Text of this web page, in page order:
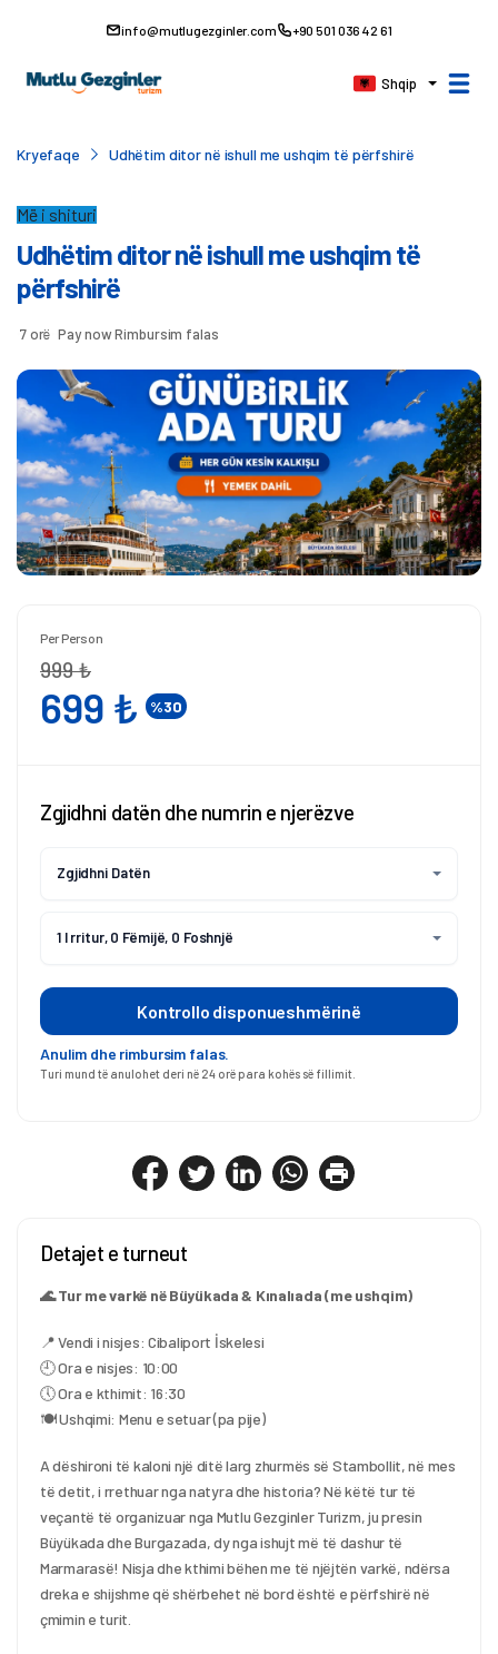
info@mutlugezginler.com +90 501 036 42 61
Shqip
Kryefaqe Udhëtim ditor në ishull me ushqim të përfshirë
Më i shituri
Udhëtim ditor në ishull me ushqim të
përfshirë
7 orë Pay nowRimbursim falas
Detajet e turneut
🌊 Tur me varkë në Büyükada & Kınalıada (me ushqim)
📍 Vendi i nisjes: Cibaliport İskelesi
🕘 Ora e nisjes: 10:00
🕔 Ora e kthimit: 16:30
🍽️ Ushqimi: Menu e setuar (pa pije)
A dëshironi të kaloni një ditë larg zhurmës së Stambollit, në mes
të detit, i rrethuar nga natyra dhe historia? Në këtë tur të
veçantë të organizuar nga Mutlu Gezginler Turizm, ju presin
Büyükada dhe Burgazada, dy nga ishujt më të dashur të
Marmarasë! Nisja dhe kthimi bëhen me të njëjtën varkë, ndërsa
dreka e shijshme që shërbehet në bord është e përfshirë në
çmimin e turit.
Per Person
999 ₺
699 ₺ %30
Zgjidhni datën dhe numrin e njerëzve
Zgjidhni Datën
1 I rritur, 0 Fëmijë, 0 Foshnjë
Kontrollo disponueshmërinë
Anulim dhe rimbursim falas.
Turi mund të anulohet deri në 24 orë para kohës së fillimit.